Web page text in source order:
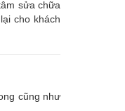
sửa chữa
cho khách
cũng như